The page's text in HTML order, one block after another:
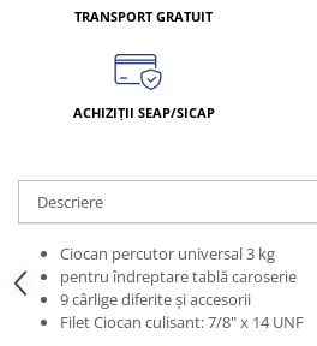
TRANSPORT GRATUIT
ACHIZIȚII SEAP/SICAP
Descriere
Ciocan percutor universal 3 kg
pentru îndreptare tablă caroserie
9 cârlige diferite şi accesorii
Filet Ciocan culisant: 7/8" x 14 UNF